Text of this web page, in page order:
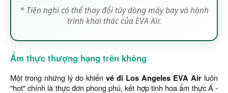
* Tiện nghi có thể thay đổi tùy dòng máy bay và hành
trình khai thác của EVA Air.
Ẩm thực thượng hạng trên không
Một trong những lý do khiến vé đi Los Angeles EVA Air luôn
"hot" chính là thực đơn phong phú, kết hợp tinh hoa ẩm thực Á -